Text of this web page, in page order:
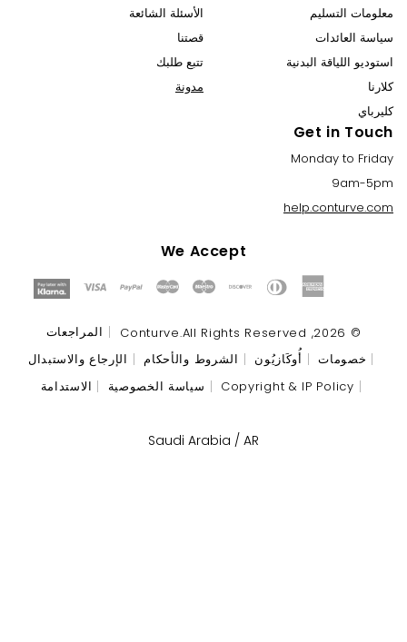
معلومات التسليم
سياسة العائدات
استوديو اللياقة البدنية
كلارنا
كليرباي
الأسئلة الشائعة
قصتنا
تتبع طلبك
مدونة
Get in Touch
Monday to Friday
9am-5pm
help.conturve.com
We Accept
Conturve.All Rights Reserved
المراجعات
خصومات
أُوكَازيُون الشروط والأحكام
الإرجاع والاستبدال
Copyright & IP Policy
سياسة الخصوصية الاستدامة
Select Your Region:
Saudi Arabia / AR